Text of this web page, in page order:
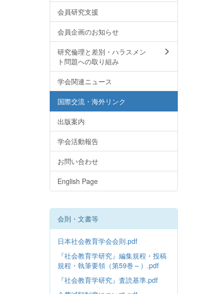
会員研究支援
会員企画のお知らせ
研究倫理と差別・ハラスメン
ト問題への取り組み
学会関連ニュース
国際交流・海外リンク
出版案内
学会活動報告
お問い合わせ
English Page
会則・文書等
日本社会教育学会会則.pdf
『社会教育学研究』編集規程・投稿
規程・執筆要領（第59巻～）.pdf
『社会教育学研究』査読基準.pdf